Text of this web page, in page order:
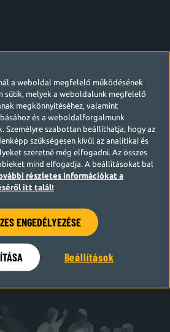
visszatérünk
a weboldal megfelelő működésének
sütik, melyek a weboldalunk megfelelő
megkönnyítéséhez, valamint
és a weboldalforgalmunk
Személyre szabottan beállíthatja, hogy az
szükségesen kívül az analitikai és
szeretné még elfogadni. Az összes
mind elfogadja. A beállításokat bal
részletes információkat a
itt talál!
ENGEDÉLYEZÉSE
Beállítások